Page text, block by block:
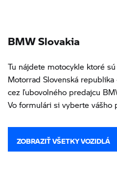
BMW Slovakia
Tu nájdete motocykle ktoré
Motorrad Slovenská
cez ľubovolného predajcu
Vo formulári si vyberte vášho
ZOBRAZIŤ VŠETKY VOZIDLÁ